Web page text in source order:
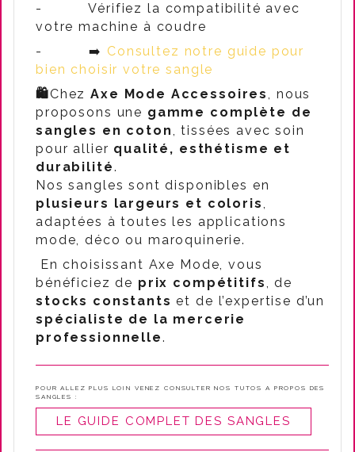
-
Vérifiez la compatibilité avec
votre machine à coudre
-
➡️ Consultez notre guide pour
bien choisir votre sangle
🛍️ChezAxe Mode Accessoires, nous
proposons une gamme complète de
sangles en coton, tissées avec soin
pour allier qualité, esthétisme et
durabilité.
Nos sangles sont disponibles en
plusieurs largeurs et coloris,
adaptées à toutes les applications
mode, déco ou maroquinerie.
En choisissant Axe Mode, vous
bénéficiez de prix compétitifs, de
stocks constants et de l’expertise d’un
spécialiste de la mercerie
professionnelle.
POUR ALLEZ PLUS LOIN VENEZ CONSULTER NOS TUTOS A PROPOS DES
SANGLES :
LE GUIDE COMPLET DES SANGLES